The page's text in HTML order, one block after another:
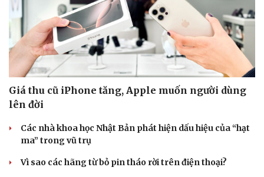
Sức khỏe
Dinh dưỡng - món ngon
Cây thuốc
Sản phụ khoa
Nhi khoa
Nam khoa
Phòng mạch online
Ăn sạch sống khỏe
Đời sống
Nhà đẹp
Blog
Tình yêu - Gia đình
Giá thu cũ iPhone tăng, Apple muốn người dùng
lên đời
Các nhà khoa học Nhật Bản phát hiện dấu hiệu của “hạt
ma” trong vũ trụ
Vì sao các hãng từ bỏ pin tháo rời trên điện thoại?